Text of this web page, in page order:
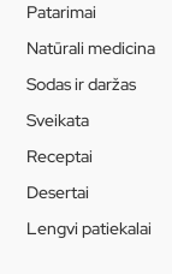
Patarimai
Natūrali medicina
Sodas ir daržas
Sveikata
Receptai
Desertai
Lengvi patiekalai